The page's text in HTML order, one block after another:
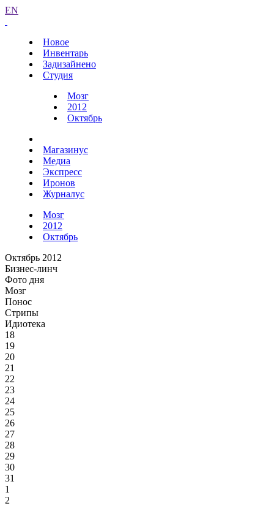
EN
Новое
Инвентарь
Задизайнено
Студия
Мозг
2012
Октябрь
Магазинус
Медиа
Экспресс
Иронов
Журналус
Мозг
2012
Октябрь
Октябрь 2012
Бизнес-линч
Фото дня
Мозг
Понос
Стрипы
Идиотека
18
19
20
21
22
23
24
25
26
27
28
29
30
31
1
2